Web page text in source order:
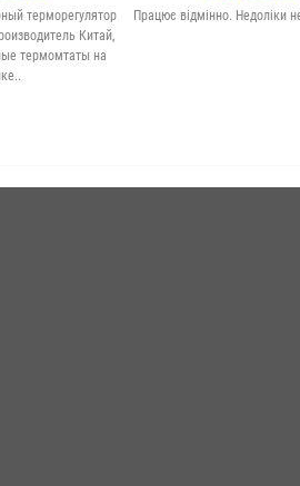
терморегулятор
Китай,
термомтаты на
Працює відмінно. Недоліки